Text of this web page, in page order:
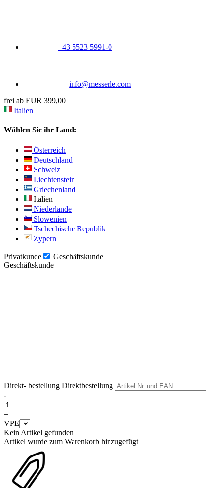
+43 5523 5991-0
info@messerle.com
frei ab EUR 399,00
Italien
Wählen Sie ihr Land:
Österreich
Deutschland
Schweiz
Liechtenstein
Griechenland
Italien
Niederlande
Slowenien
Tschechische Republik
Zypern
Privatkunde
Geschäftskunde
Geschäftskunde
Direkt- bestellung Direktbestellung
-
+
VPE
Kein Artikel gefunden
Artikel wurde zum Warenkorb hinzugefügt